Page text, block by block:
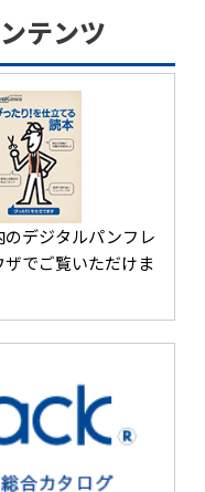
テンツ
デジタルパンフレ
でご覧いただけま